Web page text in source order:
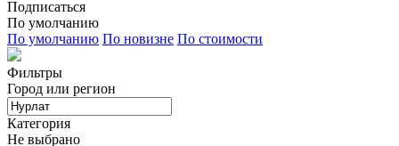
Подписаться
По умолчанию
По умолчанию По новизне По стоимости
Фильтры
Город или регион
Категория
Не выбрано